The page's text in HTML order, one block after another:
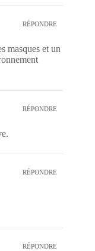
RÉPONDRE
masques et un
RÉPONDRE
RÉPONDRE
RÉPONDRE